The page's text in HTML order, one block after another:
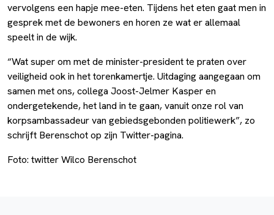
vervolgens een hapje mee-eten. Tijdens het eten gaat men in
gesprek met de bewoners en horen ze wat er allemaal
speelt in de wijk.
“Wat super om met de minister-president te praten over
veiligheid ook in het torenkamertje. Uitdaging aangegaan om
samen met ons, collega Joost-Jelmer Kasper en
ondergetekende, het land in te gaan, vanuit onze rol van
korpsambassadeur van gebiedsgebonden politiewerk”, zo
schrijft Berenschot op zijn Twitter-pagina.
Foto: twitter Wilco Berenschot